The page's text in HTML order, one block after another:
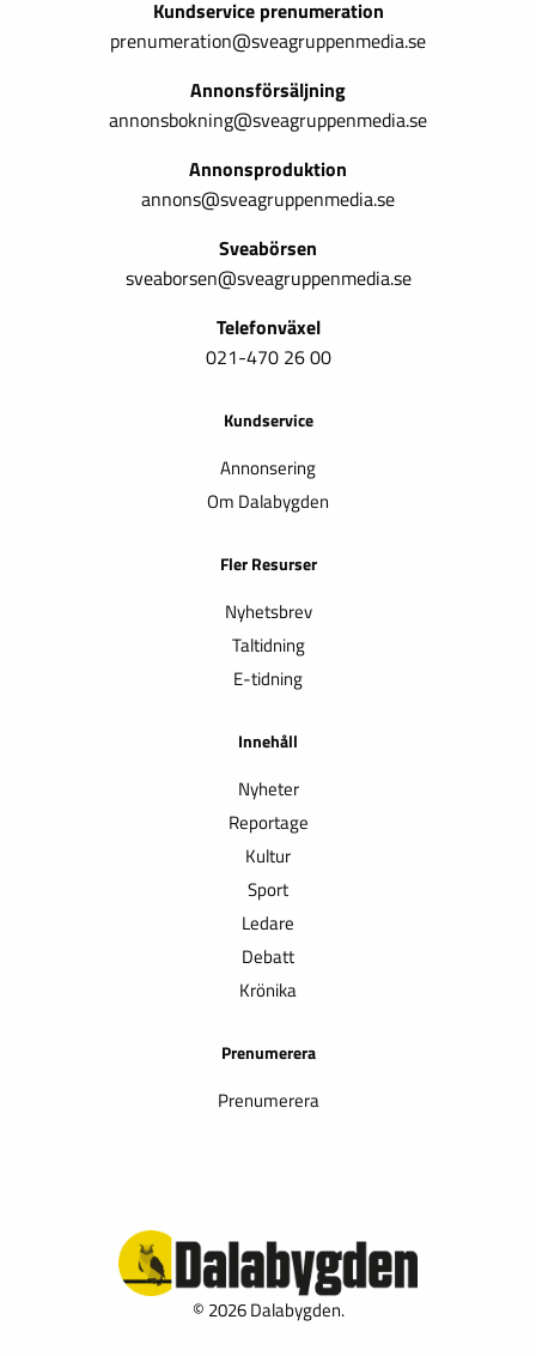
Kundservice prenumeration
prenumeration@sveagruppenmedia.se
Annonsförsäljning
annonsbokning@sveagruppenmedia.se
Annonsproduktion
annons@sveagruppenmedia.se
Sveabörsen
sveaborsen@sveagruppenmedia.se
Telefonväxel
021-470 26 00
Kundservice
Annonsering
Om Dalabygden
Fler Resurser
Nyhetsbrev
Taltidning
E-tidning
Innehåll
Nyheter
Reportage
Kultur
Sport
Ledare
Debatt
Krönika
Prenumerera
Prenumerera
© 2026 Dalabygden.